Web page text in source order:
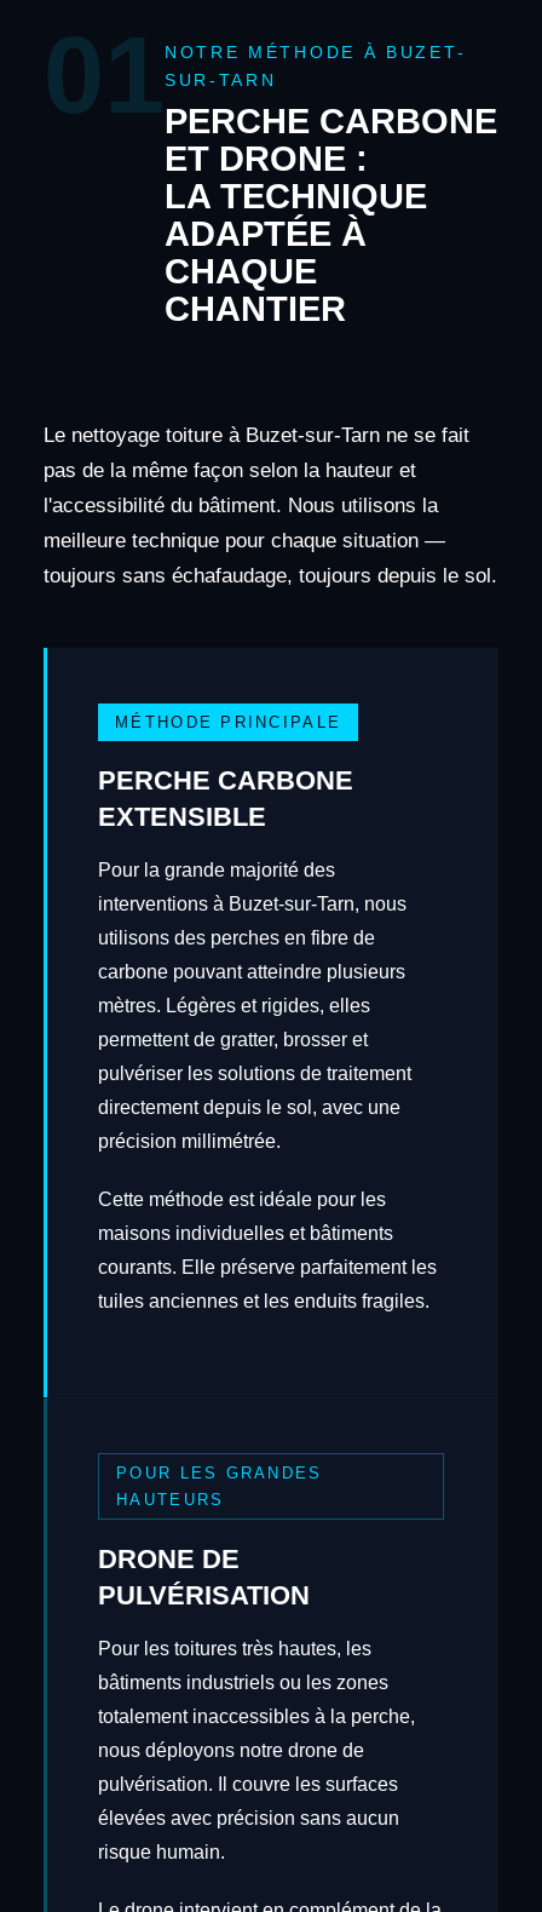
01 NOTRE MÉTHODE À BUZET-
SUR-TARN
PERCHE CARBONE
ET DRONE :
LA TECHNIQUE
ADAPTÉE À
CHAQUE
CHANTIER
Le nettoyage toiture à Buzet-sur-Tarn ne se fait
pas de la même façon selon la hauteur et
l'accessibilité du bâtiment. Nous utilisons la
meilleure technique pour chaque situation —
toujours sans échafaudage, toujours depuis le sol.
MÉTHODE PRINCIPALE
PERCHE CARBONE
EXTENSIBLE
Pour la grande majorité des
interventions à Buzet-sur-Tarn, nous
utilisons des perches en fibre de
carbone pouvant atteindre plusieurs
mètres. Légères et rigides, elles
permettent de gratter, brosser et
pulvériser les solutions de traitement
directement depuis le sol, avec une
précision millimétrée.
Cette méthode est idéale pour les
maisons individuelles et bâtiments
courants. Elle préserve parfaitement les
tuiles anciennes et les enduits fragiles.
POUR LES GRANDES
HAUTEURS
DRONE DE
PULVÉRISATION
Pour les toitures très hautes, les
bâtiments industriels ou les zones
totalement inaccessibles à la perche,
nous déployons notre drone de
pulvérisation. Il couvre les surfaces
élevées avec précision sans aucun
risque humain.